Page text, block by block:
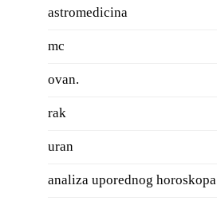
astromedicina
mc
ovan.
rak
uran
analiza uporednog horoskopa